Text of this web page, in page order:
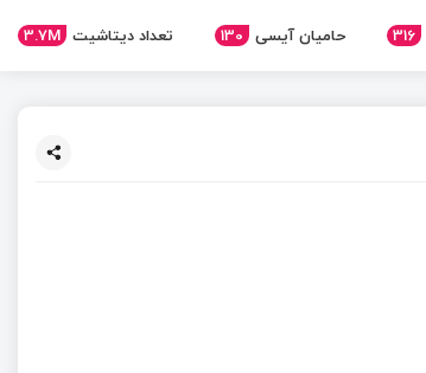
316 حامیان آیسی 130 تعداد دیتاشیت 3.7M